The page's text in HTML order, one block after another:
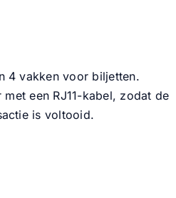
4 vakken voor biljetten.
een RJ11-kabel, zodat de
is voltooid.